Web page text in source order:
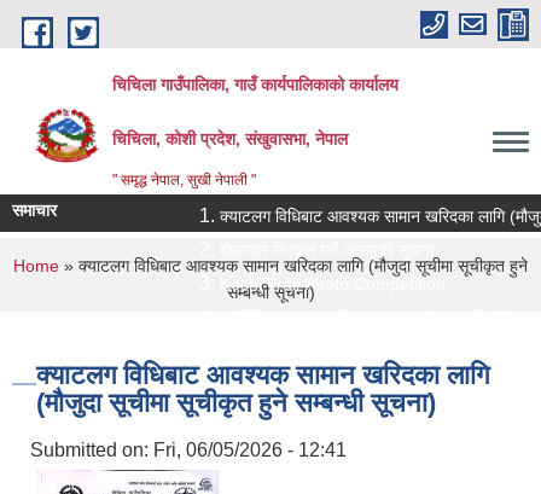
Skip to main content
चिचिला गाउँपालिका, गाउँ कार्यपालिकाको कार्यालय
चिचिला, कोशी प्रदेश, संखुवासभा, नेपाल
" समृद्ध नेपाल, सुखी नेपाली "
समाचार
क्याटलग विधिबाट आवश्यक सामान खरिदका लागि (मौजुदा
Koshi Trail Photo Competition
You are here
Home » क्याटलग विधिबाट आवश्यक सामान खरिदका लागि (मौजुदा सूचीमा सूचीकृत हुने
सम्बन्धी सूचना)
क्याटलग विधिबाट आवश्यक सामान खरिदका लागि
(मौजुदा सूचीमा सूचीकृत हुने सम्बन्धी सूचना)
Submitted on: Fri, 06/05/2026 - 12:41